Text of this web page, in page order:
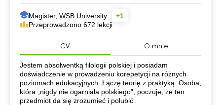
Magister, WSB University
+1
Przeprowadzono 672 lekcji
CV O mnie
CV
Jestem absolwentką filologii polskiej i posiadam
doświadczenie w prowadzeniu korepetycji na różnych
poziomach edukacyjnych. Łączę teorię z praktyką. Osoba,
która „nigdy nie ogarniała polskiego”, poczuje, że ten
przedmiot da się zrozumieć i polubić.